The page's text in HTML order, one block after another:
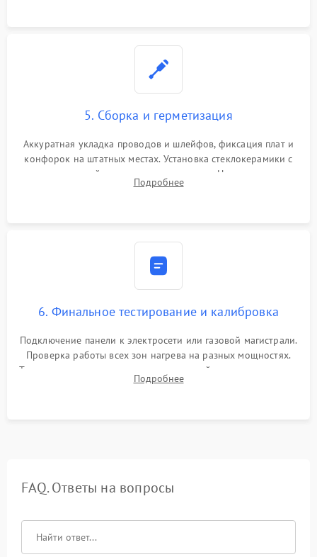
5. Сборка и герметизация
Аккуратная укладка проводов и шлейфов, фиксация плат и
конфорок на штатных местах. Установка стеклокерамики с
проверкой равномерности зазоров. Нанесение
термостойкого герметика или укладка уплотнительной
Подробнее
6. Финальное тестирование и калибровка
Подключение панели к электросети или газовой магистрали.
Проверка работы всех зон нагрева на разных мощностях.
Тестирование сенсорного управления, таймера, индикаторов
остаточного тепла и систем защиты от перегрева.
Подробнее
FAQ. Ответы на вопросы